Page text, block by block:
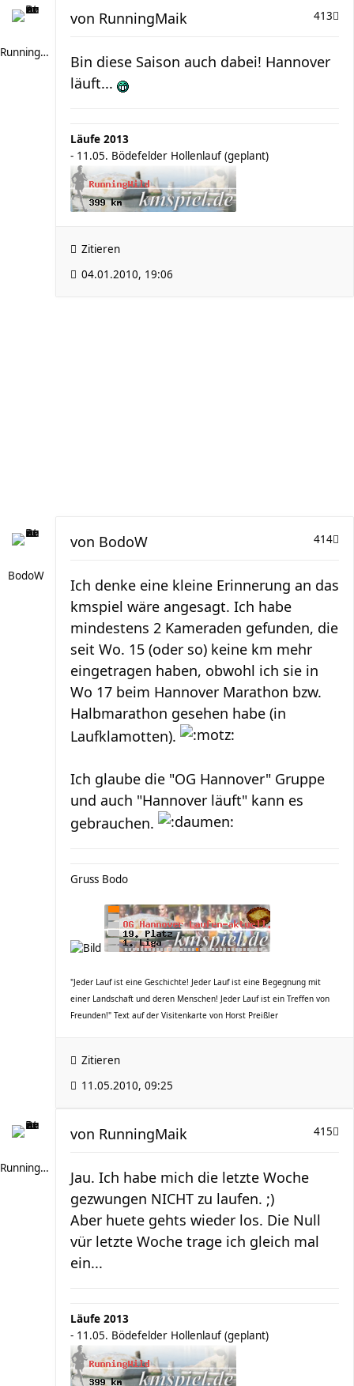
RunningMaik
413
von RunningMaik
Bin diese Saison auch dabei! Hannover
läuft...
Läufe 2013
- 11.05. Bödefelder Hollenlauf (geplant)
Zitieren
04.01.2010, 19:06
BodoW
414
von BodoW
Ich denke eine kleine Erinnerung an das
kmspiel wäre angesagt. Ich habe
mindestens 2 Kameraden gefunden, die
seit Wo. 15 (oder so) keine km mehr
eingetragen haben, obwohl ich sie in
Wo 17 beim Hannover Marathon bzw.
Halbmarathon gesehen habe (in
Laufklamotten).
Ich glaube die "OG Hannover" Gruppe
und auch "Hannover läuft" kann es
gebrauchen.
Gruss Bodo
"Jeder Lauf ist eine Geschichte! Jeder Lauf ist eine Begegnung mit
einer Landschaft und deren Menschen! Jeder Lauf ist ein Treffen von
Freunden!" Text auf der Visitenkarte von Horst Preißler
Zitieren
11.05.2010, 09:25
RunningMaik
415
von RunningMaik
Jau. Ich habe mich die letzte Woche
gezwungen NICHT zu laufen. ;)
Aber huete gehts wieder los. Die Null
vür letzte Woche trage ich gleich mal
ein...
Läufe 2013
- 11.05. Bödefelder Hollenlauf (geplant)